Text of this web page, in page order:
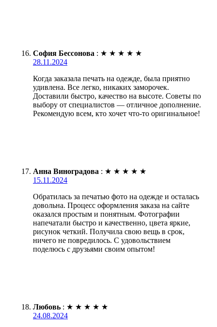
София Бессонова : ★ ★ ★ ★ ★
28.11.2024
Когда заказала печать на одежде, была приятно
удивлена. Все легко, никаких заморочек.
Доставили быстро, качество на высоте. Советы по
выбору от специалистов — отличное дополнение.
Рекомендую всем, кто хочет что-то оригинальное!
Анна Виноградова : ★ ★ ★ ★ ★
15.11.2024
Обратилась за печатью фото на одежде и осталась
довольна. Процесс оформления заказа на сайте
оказался простым и понятным. Фотографии
напечатали быстро и качественно, цвета яркие,
рисунок четкий. Получила свою вещь в срок,
ничего не повредилось. С удовольствием
поделюсь с друзьями своим опытом!
Любовь : ★ ★ ★ ★ ★
24.08.2024